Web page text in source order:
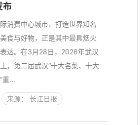
布
消费中心城市、打造世界知名
食与好物，正是其中最具烟火
达。在3月28日，2026年武汉
，第二届武汉“十大名菜、十大
重...
来源： 长江日报